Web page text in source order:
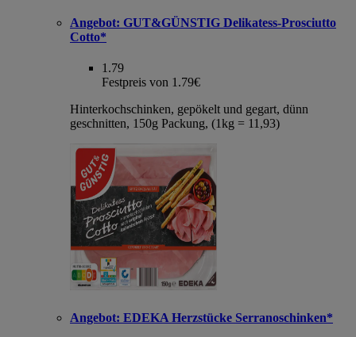
Angebot: GUT&GÜNSTIG Delikatess-Prosciutto
Cotto*
1.79
Festpreis von 1.79€
Hinterkochschinken, gepökelt und gegart, dünn
geschnitten, 150g Packung, (1kg = 11,93)
Angebot: EDEKA Herzstücke Serranoschinken*